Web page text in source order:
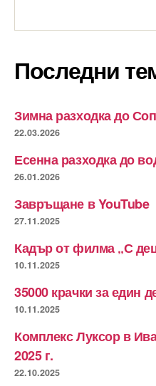
Последни
Зимна разходка до
22.03.2026
Есенна разходка до
26.01.2026
Завръщане в YouTube
27.11.2025
Кадър от филма „С
10.11.2025
35000 крачки за един
10.11.2025
Комплекс Луксор в
2025 г.
22.10.2025